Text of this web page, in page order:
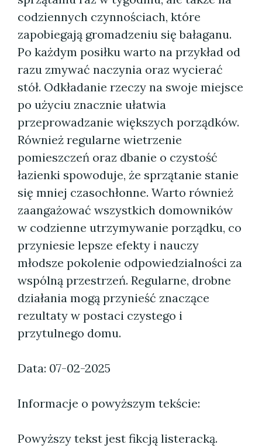
codziennych czynnościach, które
zapobiegają gromadzeniu się bałaganu.
Po każdym posiłku warto na przykład od
razu zmywać naczynia oraz wycierać
stół. Odkładanie rzeczy na swoje miejsce
po użyciu znacznie ułatwia
przeprowadzanie większych porządków.
Również regularne wietrzenie
pomieszczeń oraz dbanie o czystość
łazienki spowoduje, że sprzątanie stanie
się mniej czasochłonne. Warto również
zaangażować wszystkich domowników
w codzienne utrzymywanie porządku, co
przyniesie lepsze efekty i nauczy
młodsze pokolenie odpowiedzialności za
wspólną przestrzeń. Regularne, drobne
działania mogą przynieść znaczące
rezultaty w postaci czystego i
przytulnego domu.
Data: 07-02-2025
Informacje o powyższym tekście:
Powyższy tekst jest fikcją listeracką.